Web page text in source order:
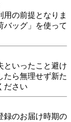
用の前提となりま
バッグ」を使って
といったこと避け
たら無理せず新た
ださい
録のお届け時期の